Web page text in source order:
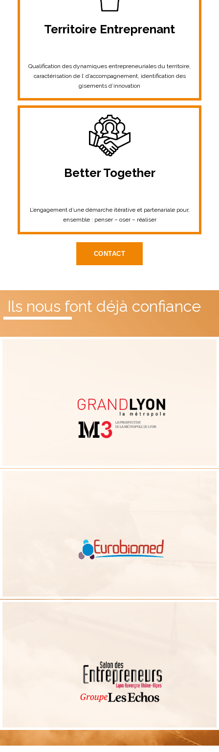
Territoire Entreprenant
Qualification des dynamiques entrepreneuriales du territoire,
caractérisation de l’ d’accompagnement, identification des
gisements d’innovation
Better Together
L’engagement d’une démarche itérative et partenariale pour,
ensemble : penser – oser – réaliser
CONTACT
Ils nous font déjà confiance
accompagnement à la constitution, au suivi et à l’analyse
d’une cohorte de 150 startups du territoire pour nourrir la réflexion sur les
politiques métropolitaines de soutien aux startups. Association de
chercheurs de l’université Lyon 3 dans une logique de « recherche
accompagnement au développement commercial &
: conception projet/ démarche, constitution d’une action
thank sur entrepreneurs de demain, gestion opérationnelle séance